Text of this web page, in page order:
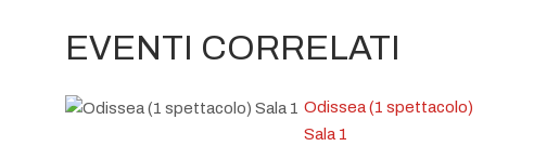
EVENTI CORRELATI
Odissea (1 spettacolo)
Sala 1